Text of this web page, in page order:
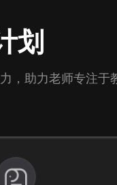
划
，助力老师专注于